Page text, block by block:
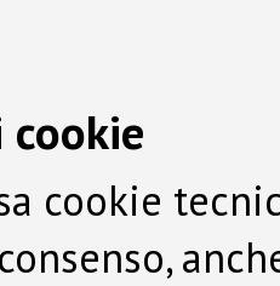
cookie